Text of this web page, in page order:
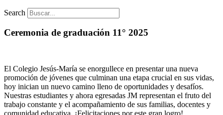
Search
Ceremonia de graduación 11° 2025
El Colegio Jesús-María se enorgullece en presentar una nueva
promoción de jóvenes que culminan una etapa crucial en sus vidas,
hoy inician un nuevo camino lleno de oportunidades y desafíos.
Nuestras estudiantes y ahora egresadas JM representan el fruto del
trabajo constante y el acompañamiento de sus familias, docentes y
comunidad educativa. ¡Felicitaciones por este gran logro!